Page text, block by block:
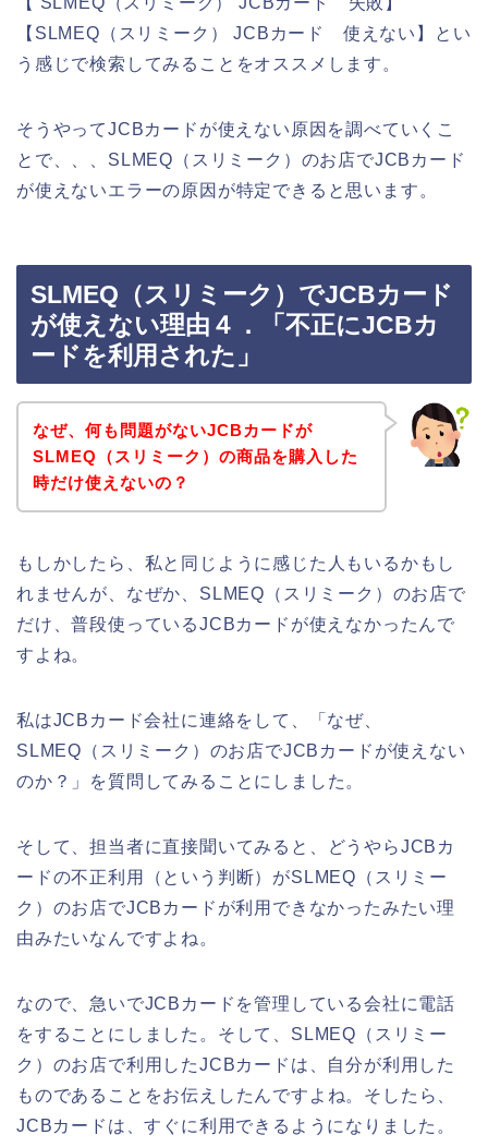
【SLMEQ（スリミーク） JCBカード 使えない】とい
う感じで検索してみることをオススメします。
そうやってJCBカードが使えない原因を調べていくこ
とで、、、SLMEQ（スリミーク）のお店でJCBカード
が使えないエラーの原因が特定できると思います。
SLMEQ（スリミーク）でJCBカード
が使えない理由４．「不正にJCBカ
ードを利用された」
なぜ、何も問題がないJCBカードが
SLMEQ（スリミーク）の商品を購入した
時だけ使えないの？
もしかしたら、私と同じように感じた人もいるかもし
れませんが、なぜか、SLMEQ（スリミーク）のお店で
だけ、普段使っているJCBカードが使えなかったんで
すよね。
私はJCBカード会社に連絡をして、「なぜ、
SLMEQ（スリミーク）のお店でJCBカードが使えない
のか？」を質問してみることにしました。
そして、担当者に直接聞いてみると、どうやらJCBカ
ードの不正利用（という判断）がSLMEQ（スリミー
ク）のお店でJCBカードが利用できなかったみたい理
由みたいなんですよね。
なので、急いでJCBカードを管理している会社に電話
をすることにしました。そして、SLMEQ（スリミー
ク）のお店で利用したJCBカードは、自分が利用した
ものであることをお伝えしたんですよね。そしたら、
JCBカードは、すぐに利用できるようになりました。